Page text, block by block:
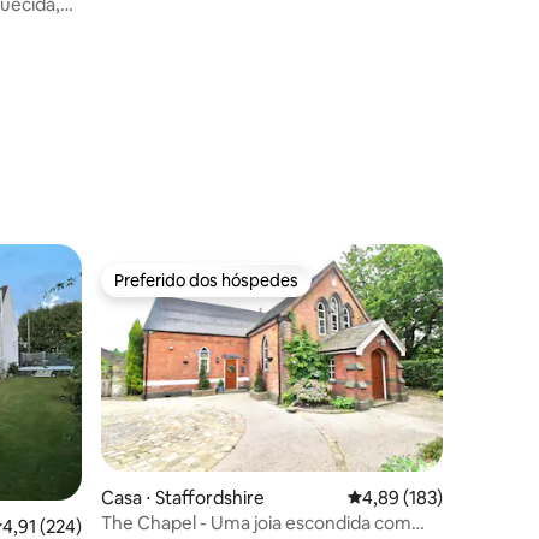
de uma avaliação média de 5, 224 avaliações
4,91 (224)
Preferido dos hóspedes
Preferido dos hóspedes
Casa ⋅ Staffordshire 4,89 de uma avaliação
4,89 (183)
The Chapel - Uma joia escondida com